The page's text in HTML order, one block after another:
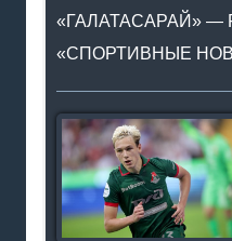
«ГАЛАТАСАРАЙ» —
«СПОРТИВНЫЕ